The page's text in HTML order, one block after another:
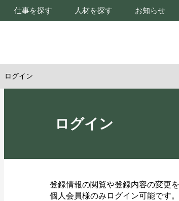
仕事を探す 人材を探す お知らせ
ログイン
ログイン
登録情報の閲覧や登録内容の変更
個人会員様のみログイン可能です。